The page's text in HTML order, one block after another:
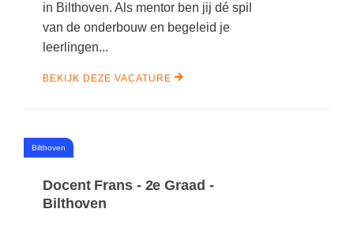
in Bilthoven. Als mentor ben jij dé spil
van de onderbouw en begeleid je
leerlingen...
BEKIJK DEZE VACATURE
Bilthoven
Docent Frans - 2e Graad -
Bilthoven